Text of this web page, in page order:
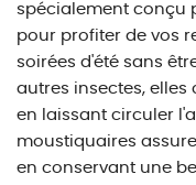
spécialement conçu
pour profiter de vos
soirées d'été sans
autres insectes,
en laissant circuler
moustiquaires
en conservant une